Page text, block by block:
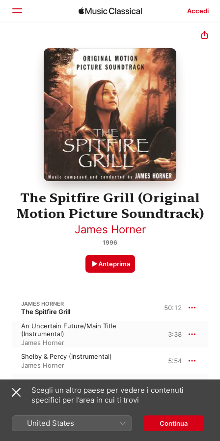
Accedi
Home
Scopri
Cerca
The Spitfire Grill (Original
Motion Picture Soundtrack)
James Horner
1996
Anteprima
JAMES HORNER
The Spitfire Grill 50:12
An Uncertain Future/Main Title
(Instrumental)
James Horner
3:38
Shelby & Percy (Instrumental)
James Horner
5:54
James Horner
1:58
The Mystery of the Night
(Instrumental)
James Horner
1:21
Scegli un altro paese per vedere i contenuti
specifici per l’area in cui ti trovi
United States Continua